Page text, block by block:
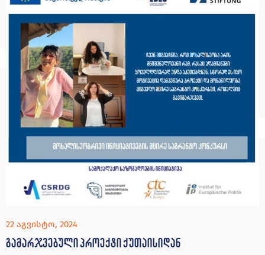
22 აგვისტო, 2024
გამარჯვებული პროექტი ქუთაისიდან